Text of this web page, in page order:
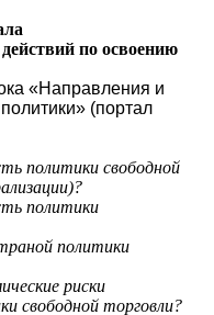
по освоению
«Направления и
(портал
политики свободной
политики
политики
риски
свободной торговли?